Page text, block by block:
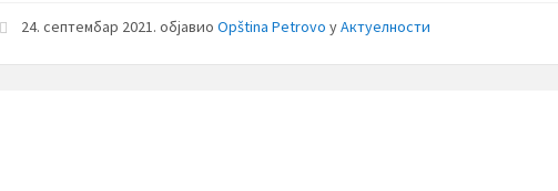
24. септембар 2021.објавиоOpština Petrovo уАктуелности